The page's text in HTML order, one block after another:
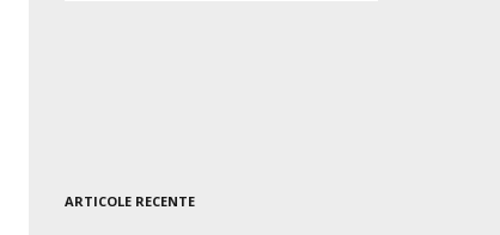
ARTICOLE RECENTE